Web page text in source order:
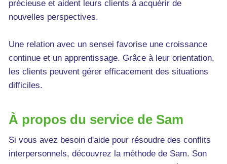
précieuse et aident leurs clients à acquérir de
nouvelles perspectives.
Une relation avec un sensei favorise une croissance
continue et un apprentissage. Grâce à leur orientation,
les clients peuvent gérer efficacement des situations
difficiles.
À propos du service de Sam
Si vous avez besoin d'aide pour résoudre des conflits
interpersonnels, découvrez la méthode de Sam. Son